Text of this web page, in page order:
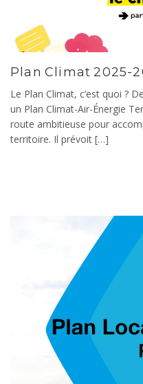
Plan Climat 2025-
Le Plan Climat, c’est quoi ?
un Plan Climat-Air-Énergie
route ambitieuse pour
territoire. Il prévoit […]